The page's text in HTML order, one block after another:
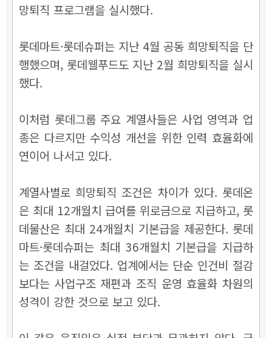
망퇴직 프로그램을 실시했다.
롯데마트·롯데슈퍼는 지난 4월 공동 희망퇴직을 단
행했으며, 롯데웰푸드도 지난 2월 희망퇴직을 실시
했다.
이처럼 롯데그룹 주요 계열사들은 사업 영역과 업
종은 다르지만 수익성 개선을 위한 인력 효율화에
연이어 나서고 있다.
계열사별로 희망퇴직 조건은 차이가 있다. 롯데온
은 최대 12개월치 급여를 위로금으로 지급하고, 롯
데물산은 최대 24개월치 기본급을 제공한다. 롯데
마트·롯데슈퍼는 최대 36개월치 기본급을 지급하
는 조건을 내걸었다. 업계에서는 단순 인건비 절감
보다는 사업구조 재편과 조직 운영 효율화 차원의
성격이 강한 것으로 보고 있다.